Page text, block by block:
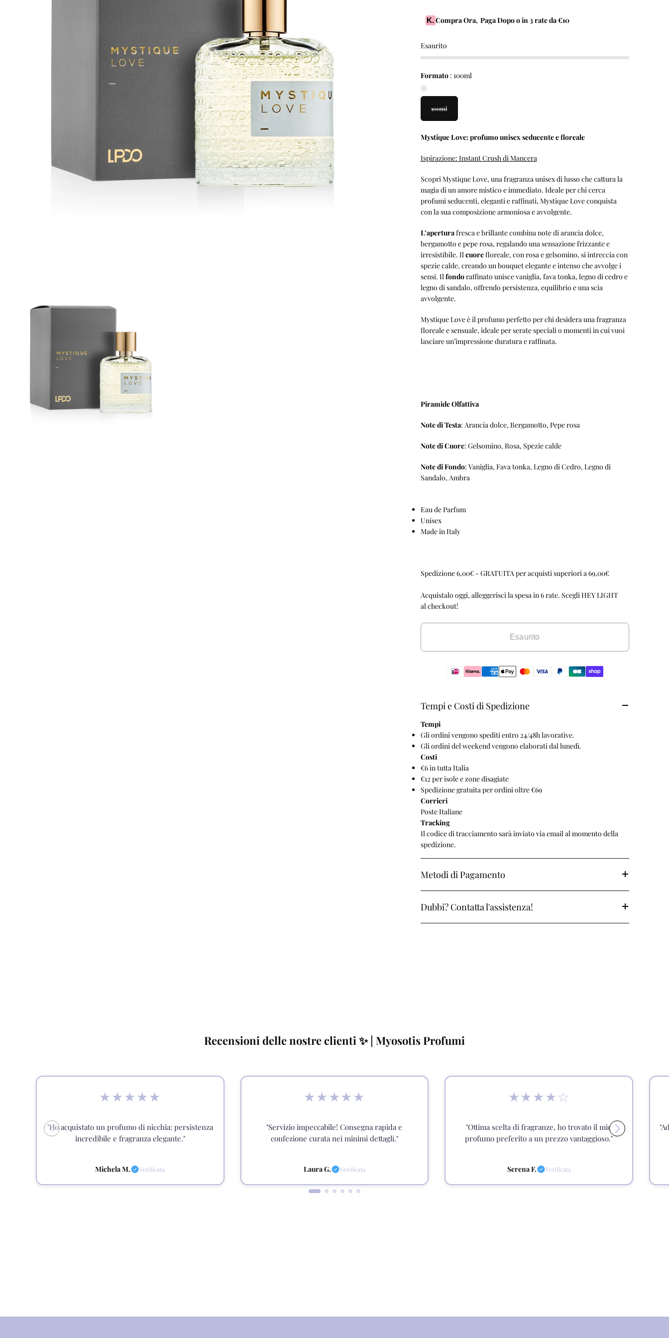
K.Compra Ora, Paga Dopo o in 3 rate da€10
Esaurito
Formato : 100ml
100ml
Mystique Love: profumo unisex seducente e floreale
Ispirazione: Instant Crush di Mancera
Scopri Mystique Love, una fragranza unisex di lusso che cattura la
magia di un amore mistico e immediato. Ideale per chi cerca
profumi seducenti, eleganti e raffinati, Mystique Love conquista
con la sua composizione armoniosa e avvolgente.
L’aperturafresca e brillante combina note di arancia dolce,
bergamotto e pepe rosa, regalando una sensazione frizzante e
irresistibile. Ilcuorefloreale, con rosa e gelsomino, si intreccia con
spezie calde, creando un bouquet elegante e intenso che avvolge i
sensi. Ilfondoraffinato unisce vaniglia, fava tonka, legno di cedro e
legno di sandalo, offrendo persistenza, equilibrio e una scia
avvolgente.
Mystique Love è il profumo perfetto per chi desidera una fragranza
floreale e sensuale, ideale per serate speciali o momenti in cui vuoi
lasciare un’impressione duratura e raffinata.
Piramide Olfattiva
Note di Testa: Arancia dolce, Bergamotto, Pepe rosa
Note di Cuore: Gelsomino, Rosa, Spezie calde
Note di Fondo: Vaniglia, Fava tonka, Legno di Cedro, Legno di
Sandalo, Ambra
Eau de Parfum
Unisex
Made in Italy
Spedizione 6,00€ - GRATUITA per acquisti superiori a 69,00€
Acquistalo oggi, alleggerisci la spesa in 6 rate. Scegli HEY LIGHT
al checkout!
Esaurito
Tempi e Costi di Spedizione
Tempi
Gli ordini vengono spediti entro 24/48h lavorative.
Gli ordini del weekend vengono elaborati dal lunedì.
Costi
€6 in tutta Italia
€12 per isole e zone disagiate
Spedizione gratuita per ordini oltre €69
Corrieri
Poste Italiane
Tracking
Il codice di tracciamento sarà inviato via email al momento della
spedizione.
Metodi di Pagamento
Dubbi? Contatta l'assistenza!
Recensioni delle nostre clienti ✨ | Myosotis Profumi
★★★★★
"Ho acquistato un profumo di nicchia: persistenza
incredibile e fragranza elegante."
Michela M. Verificata
★★★★★
"Servizio impeccabile! Consegna rapida e
confezione curata nei minimi dettagli."
Laura G. Verificata
★★★★☆
"Ottima scelta di fragranze, ho trovato il mio
profumo preferito a un prezzo vantaggioso."
Serena F. Verificata